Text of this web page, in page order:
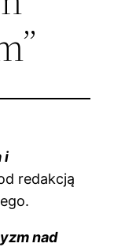
i
redakcją
nad